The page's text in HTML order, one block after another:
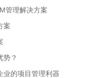
管理解决方案
案
势？
业的项目管理利器